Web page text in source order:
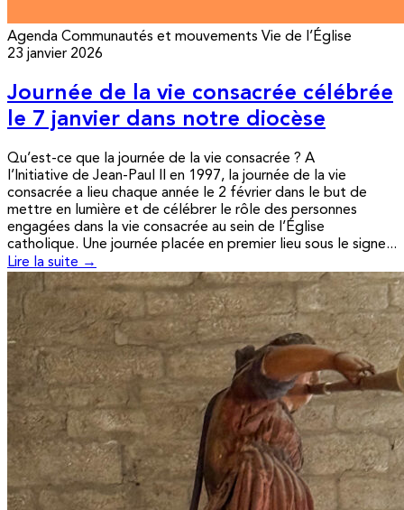
Agenda Communautés et mouvements Vie de l’Église
23 janvier 2026
Journée de la vie consacrée célébrée
le 7 janvier dans notre diocèse
Qu’est-ce que la journée de la vie consacrée ? A
l’Initiative de Jean-Paul II en 1997, la journée de la vie
consacrée a lieu chaque année le 2 février dans le but de
mettre en lumière et de célébrer le rôle des personnes
engagées dans la vie consacrée au sein de l’Église
catholique. Une journée placée en premier lieu sous le signe...
Lire la suite →